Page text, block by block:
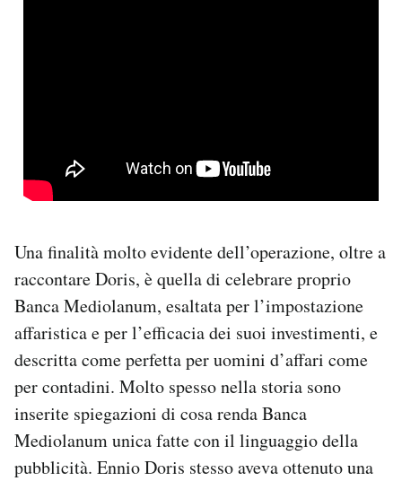
Una finalità molto evidente dell’operazione, oltre a
raccontare Doris, è quella di celebrare proprio
Banca Mediolanum, esaltata per l’impostazione
affaristica e per l’efficacia dei suoi investimenti, e
descritta come perfetta per uomini d’affari come
per contadini. Molto spesso nella storia sono
inserite spiegazioni di cosa renda Banca
Mediolanum unica fatte con il linguaggio della
pubblicità. Ennio Doris stesso aveva ottenuto una